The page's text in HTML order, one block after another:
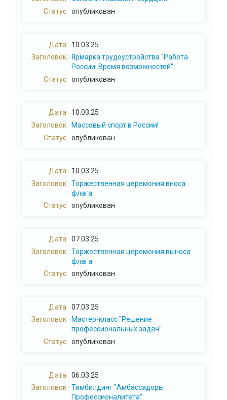
опубликован
10.03.25
Ярмарка трудоустройства "Работа
России. Время возможностей"
опубликован
10.03.25
Массовый спорт в России!
опубликован
10.03.25
Торжественная церемония вноса
флага
опубликован
07.03.25
Торжественная церемония выноса
флага
опубликован
07.03.25
Мастер-класс "Решение
профессиональных задач"
опубликован
06.03.25
Тимбилдинг "Амбассадоры
Профессионалитета"